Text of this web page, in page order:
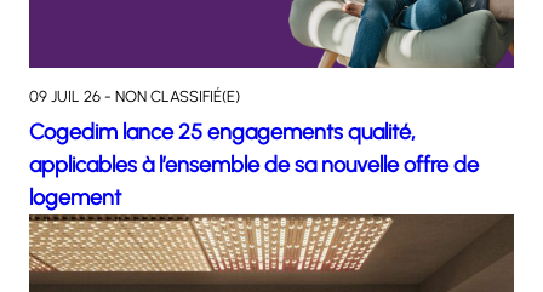
09 JUIL 26 - NON CLASSIFIÉ(E)
Cogedim lance 25 engagements qualité,
applicables à l’ensemble de sa nouvelle offre de
logement